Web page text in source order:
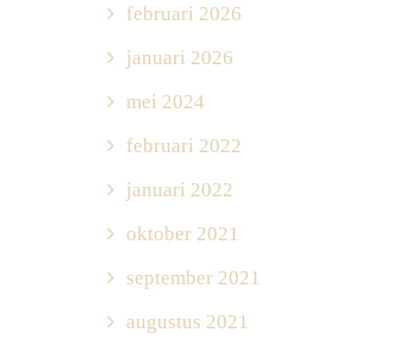
februari 2026
januari 2026
mei 2024
februari 2022
januari 2022
oktober 2021
september 2021
augustus 2021